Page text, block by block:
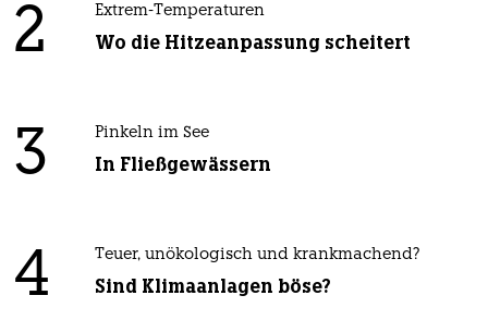
2 Extrem-Temperaturen
Wo die Hitzeanpassung scheitert
3 Pinkeln im See
In Fließgewässern
4 Teuer, unökologisch und krankmachend?
Sind Klimaanlagen böse?